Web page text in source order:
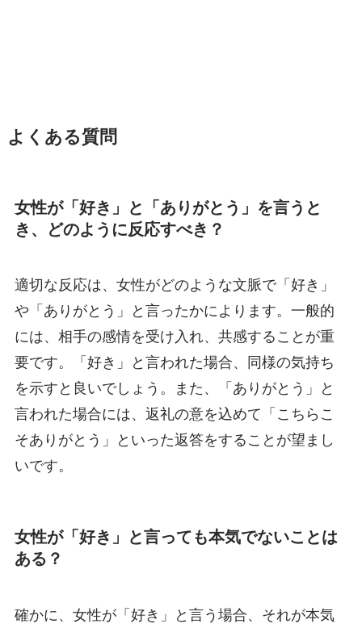
よくある質問
女性が「好き」と「ありがとう」を言うと
き、どのように反応すべき？
適切な反応は、女性がどのような文脈で「好き」
や「ありがとう」と言ったかによります。一般的
には、相手の感情を受け入れ、共感することが重
要です。「好き」と言われた場合、同様の気持ち
を示すと良いでしょう。また、「ありがとう」と
言われた場合には、返礼の意を込めて「こちらこ
そありがとう」といった返答をすることが望まし
いです。
女性が「好き」と言っても本気でないことは
ある？
確かに、女性が「好き」と言う場合、それが本気